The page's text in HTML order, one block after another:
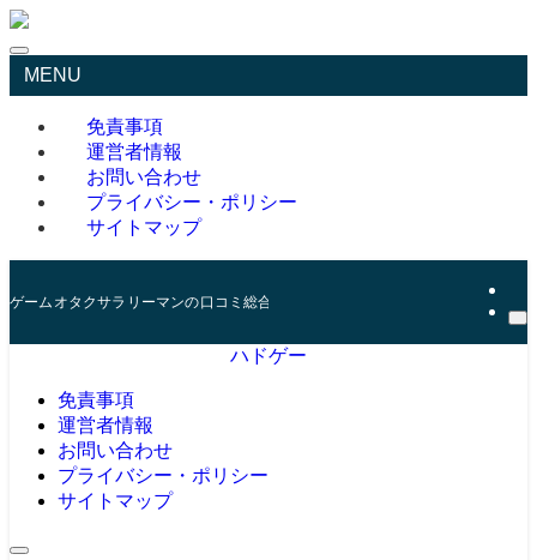
MENU
免責事項
運営者情報
お問い合わせ
プライバシー・ポリシー
サイトマップ
ゲームオタクサラリーマンの口コミ総合サイト
ハドゲー
免責事項
運営者情報
お問い合わせ
プライバシー・ポリシー
サイトマップ